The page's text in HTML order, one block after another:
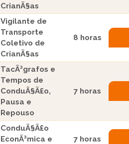
CrianÃ§as
Vigilante de
Transporte
Coletivo de
CrianÃ§as
8 horas
TacÃ³grafos e
Tempos de
ConduÃ§Ã£o,
Pausa e
Repouso
7 horas
ConduÃ§Ã£o
EconÃ³mica e
7 horas